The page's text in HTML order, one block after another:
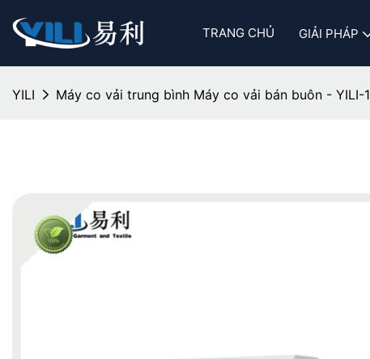
TRANG CHỦ GIẢI PHÁP
YILI Máy co vải trung bình Máy co vải bán buôn - YILI-1